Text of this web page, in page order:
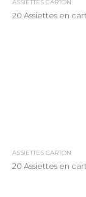
ASSIETTES CARTON
20 Assiettes en
ASSIETTES CARTON
20 Assiettes en